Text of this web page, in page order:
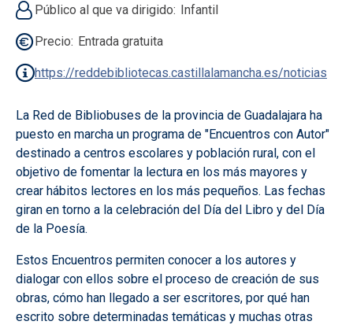
Público al que va dirigido Infantil
Precio Entrada gratuita
https://reddebibliotecas.castillalamancha.es/noticias
La Red de Bibliobuses de la provincia de Guadalajara ha
puesto en marcha un programa de "Encuentros con Autor"
destinado a centros escolares y población rural, con el
objetivo de fomentar la lectura en los más mayores y
crear hábitos lectores en los más pequeños. Las fechas
giran en torno a la celebración del Día del Libro y del Día
de la Poesía.
Estos Encuentros permiten conocer a los autores y
dialogar con ellos sobre el proceso de creación de sus
obras, cómo han llegado a ser escritores, por qué han
escrito sobre determinadas temáticas y muchas otras